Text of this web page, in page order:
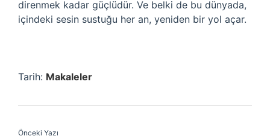
direnmek kadar güçlüdür. Ve belki de bu dünyada,
içindeki sesin sustuğu her an, yeniden bir yol açar.
Tarih: Makaleler
Önceki Yazı